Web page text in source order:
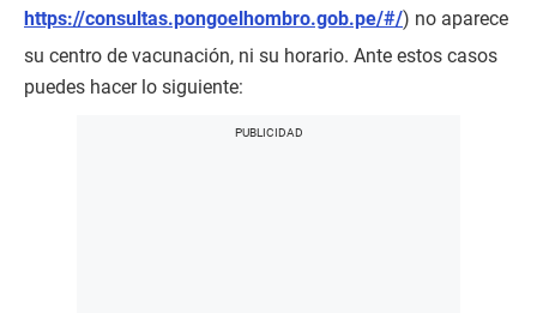
https://consultas.pongoelhombro.gob.pe/#/) no aparece
su centro de vacunación, ni su horario. Ante estos casos
puedes hacer lo siguiente: